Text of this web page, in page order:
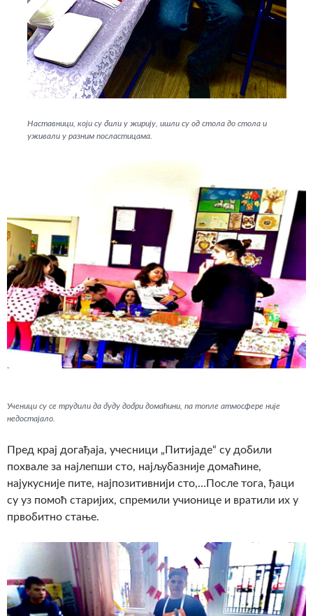
Наставници, који су били у жирију, ишли су од стола до стола и
уживали у разним посластицама.
Ученици су се трудили да буду добри домаћини, па топле атмосфере није
недостајало.
Пред крај догађаја, учесници „Питијаде“ су добили
похвале за најлепши сто, најљубазније домаћине,
најукусније пите, најпозитивнији сто,…После тога, ђаци
су уз помоћ старијих, спремили учионице и вратили их у
првобитно стање.